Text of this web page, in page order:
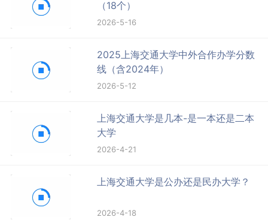
（18个）
2026-5-16
2025上海交通大学中外合作办学分数
线（含2024年）
2026-5-12
上海交通大学是几本-是一本还是二本
大学
2026-4-21
上海交通大学是公办还是民办大学？
2026-4-18